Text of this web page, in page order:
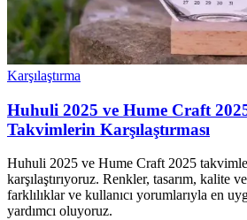
Karşılaştırma
Huhuli 2025 ve Hume Craft
Takvimlerin Karşılaştırması
Huhuli 2025 ve Hume Craft 2025
karşılaştırıyoruz. Renkler, tasarım, kalite
farklılıklar ve kullanıcı yorumlarıyla en
yardımcı oluyoruz.